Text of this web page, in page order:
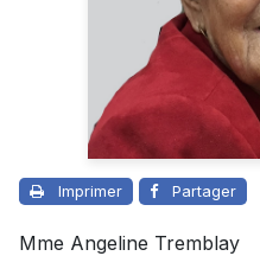
Imprimer Partager
Mme Angeline Tremblay